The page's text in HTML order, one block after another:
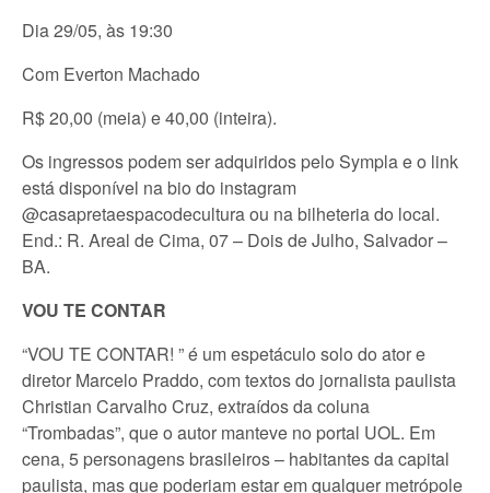
Dia 29/05, às 19:30
Com Everton Machado
R$ 20,00 (meia) e 40,00 (inteira).
Os ingressos podem ser adquiridos pelo Sympla e o link
está disponível na bio do instagram
@casapretaespacodecultura ou na bilheteria do local.
End.: R. Areal de Cima, 07 – Dois de Julho, Salvador –
BA.
VOU TE CONTAR
“VOU TE CONTAR! ” é um espetáculo solo do ator e
diretor Marcelo Praddo, com textos do jornalista paulista
Christian Carvalho Cruz, extraídos da coluna
“Trombadas”, que o autor manteve no portal UOL. Em
cena, 5 personagens brasileiros – habitantes da capital
paulista, mas que poderiam estar em qualquer metrópole